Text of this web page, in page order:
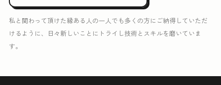
私と関わって頂けた縁ある人の一人でも多くの方にご納得していただ
けるように、日々新しいことにトライし技術とスキルを磨いていま
す。